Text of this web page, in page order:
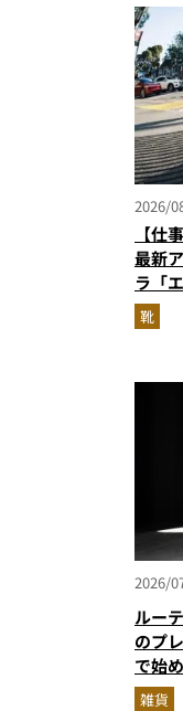
2026/
【仕
最新
ラ「
ーン
靴
2026/
ルー
のプ
で始
慣
雑貨